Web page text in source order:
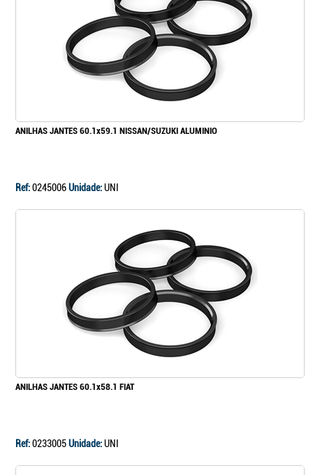
ANILHAS JANTES 60.1x59.1 NISSAN/SUZUKI ALUMINIO
Ref:0245006Unidade:UNI
ANILHAS JANTES 60.1x58.1 FIAT
Ref:0233005Unidade:UNI